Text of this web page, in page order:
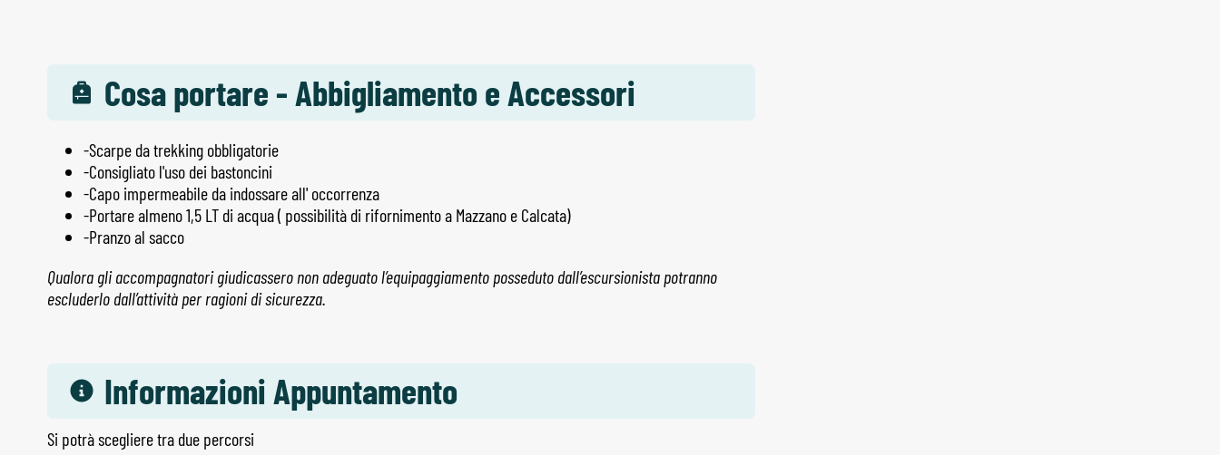
Cosa portare - Abbigliamento e Accessori
-Scarpe da trekking obbligatorie
-Consigliato l'uso dei bastoncini
-Capo impermeabile da indossare all' occorrenza
-Portare almeno 1,5 LT di acqua ( possibilità di rifornimento a Mazzano e Calcata)
-Pranzo al sacco
Qualora gli accompagnatori giudicassero non adeguato l’equipaggiamento posseduto dall’escursionista potranno
escluderlo dall’attività per ragioni di sicurezza.
Informazioni Appuntamento
Si potrà scegliere tra due percorsi